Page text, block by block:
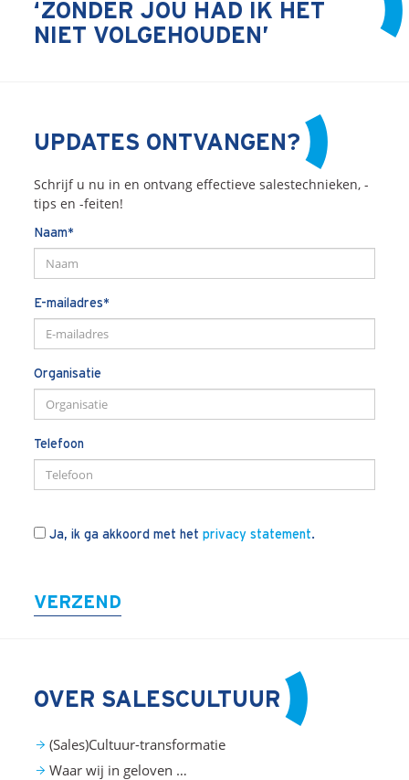
‘ZONDER JOU HAD IK HET
NIET VOLGEHOUDEN’
UPDATES ONTVANGEN?
Schrijf u nu in en ontvang effectieve salestechnieken, -
tips en -feiten!
Naam*
E-mailadres*
Organisatie
Telefoon
Ja, ik ga akkoord met het privacy statement.
VERZEND
OVER SALESCULTUUR
(Sales)Cultuur-transformatie
Waar wij in geloven …